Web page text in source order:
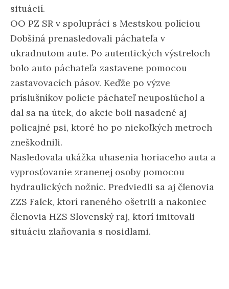
situácií.
OO PZ SR v spolupráci s Mestskou políciou
Dobšiná prenasledovali páchateľa v
ukradnutom aute. Po autentických výstreloch
bolo auto páchateľa zastavene pomocou
zastavovacích pásov. Keďže po výzve
príslušníkov polície páchateľ neuposlúchol a
dal sa na útek, do akcie boli nasadené aj
policajné psi, ktoré ho po niekoľkých metroch
zneškodnili.
Nasledovala ukážka uhasenia horiaceho auta a
vyprosťovanie zranenej osoby pomocou
hydraulických nožníc. Predviedli sa aj členovia
ZZS Falck, ktorí raneného ošetrili a nakoniec
členovia HZS Slovenský raj, ktorí imitovali
situáciu zlaňovania s nosidlami.